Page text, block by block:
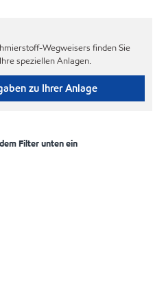
Wegweisers finden Sie
speziellen Anlagen.
zu Ihrer Anlage
Filter unten ein